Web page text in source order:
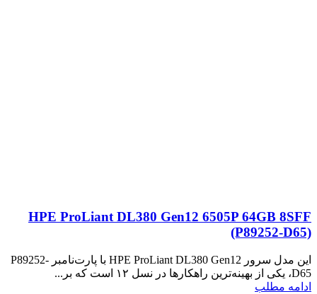
HPE ProLiant DL380 Gen12 6505P 64GB 8SFF
(P89252‑D65)
این مدل سرور HPE ProLiant DL380 Gen12 با پارت‌نامبر P89252-
D65، یکی از بهینه‌ترین راهکارها در نسل ۱۲ است که بر...
ادامه مطلب